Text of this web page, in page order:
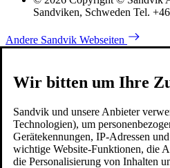
Sandviken, Schweden Tel.
Andere Sandvik Webseiten
Wir bitten um Ihre
Sandvik und unsere Anbieter
Technologien), um
Gerätekennungen, IP-Adressen
wichtige Website-Funktionen, die
die Personalisierung von Inhalten